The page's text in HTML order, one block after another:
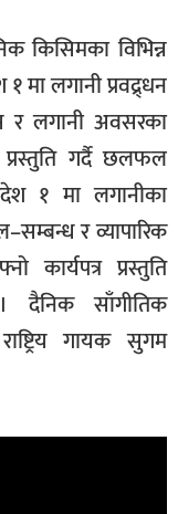
किसिमका विभिन्न
मा लगानी प्रवद्र्धन
र लगानी अवसरका
प्रस्तुति गर्दै छलफल
१ मा लगानीका
र व्यापारिक
प्रस्तुति
साँगीतिक
गायक सुगम